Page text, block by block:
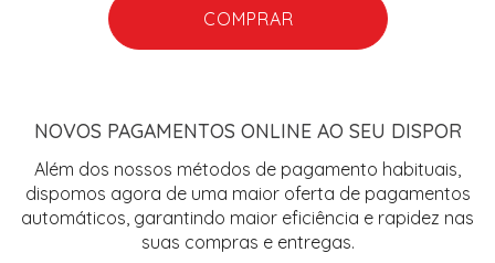
COMPRAR
NOVOS PAGAMENTOS ONLINE AO SEU DISPOR
Além dos nossos métodos de pagamento habituais,
dispomos agora de uma maior oferta de pagamentos
automáticos, garantindo maior eficiência e rapidez nas
suas compras e entregas.